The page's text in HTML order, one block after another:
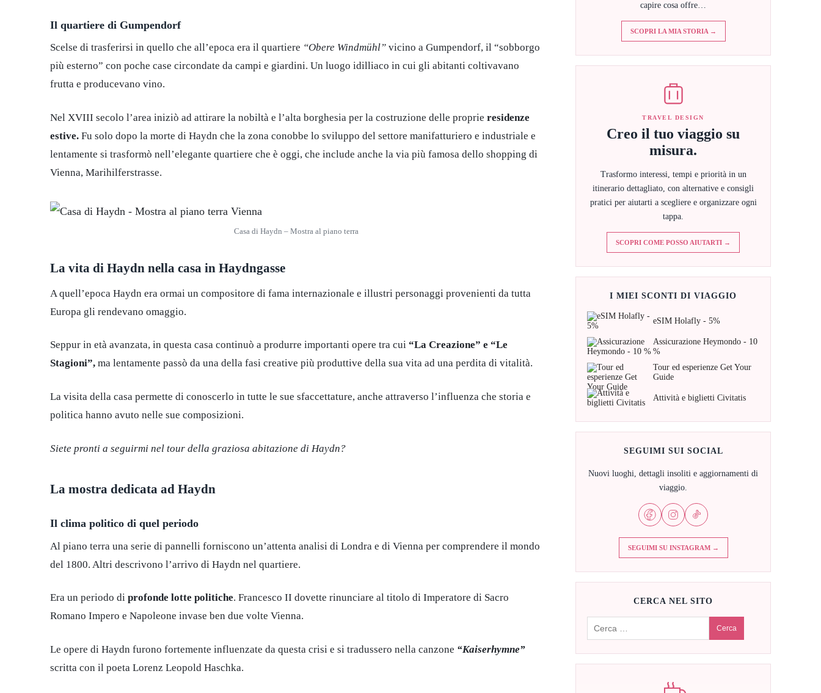
Il quartiere di Gumpendorf
Scelse di trasferirsi in quello che all’epoca era il quartiere “Obere Windmühl” vicino a Gumpendorf, il “sobborgo
più esterno” con poche case circondate da campi e giardini. Un luogo idilliaco in cui gli abitanti coltivavano
frutta e producevano vino.
Nel XVIII secolo l’area iniziò ad attirare la nobiltà e l’alta borghesia per la costruzione delle proprie residenze
estive. Fu solo dopo la morte di Haydn che la zona conobbe lo sviluppo del settore manifatturiero e industriale e
lentamente si trasformò nell’elegante quartiere che è oggi, che include anche la via più famosa dello shopping di
Vienna, Marihilferstrasse.
Casa di Haydn – Mostra al piano terra
La vita di Haydn nella casa in Haydngasse
A quell’epoca Haydn era ormai un compositore di fama internazionale e illustri personaggi provenienti da tutta
Europa gli rendevano omaggio.
Seppur in età avanzata, in questa casa continuò a produrre importanti opere tra cui “La Creazione” e “Le
Stagioni”, ma lentamente passò da una della fasi creative più produttive della sua vita ad una perdita di vitalità.
La visita della casa permette di conoscerlo in tutte le sue sfaccettature, anche attraverso l’influenza che storia e
politica hanno avuto nelle sue composizioni.
Siete pronti a seguirmi nel tour della graziosa abitazione di Haydn?
La mostra dedicata ad Haydn
Il clima politico di quel periodo
Al piano terra una serie di pannelli forniscono un’attenta analisi di Londra e di Vienna per comprendere il mondo
del 1800. Altri descrivono l’arrivo di Haydn nel quartiere.
Era un periodo di profonde lotte politiche. Francesco II dovette rinunciare al titolo di Imperatore di Sacro
Romano Impero e Napoleone invase ben due volte Vienna.
Le opere di Haydn furono fortemente influenzate da questa crisi e si tradussero nella canzone “Kaiserhymne”
scritta con il poeta Lorenz Leopold Haschka.
capire cosa offre…
SCOPRI LA MIA STORIA →
TRAVEL DESIGN
Creo il tuo viaggio su
misura.
Trasformo interessi, tempi e priorità in un
itinerario dettagliato, con alternative e consigli
pratici per aiutarti a scegliere e organizzare ogni
tappa.
SCOPRI COME POSSO AIUTARTI →
I MIEI SCONTI DI VIAGGIO
eSIM Holafly - 5%
Assicurazione Heymondo - 10
%
Tour ed esperienze Get Your
Guide
Attività e biglietti Civitatis
SEGUIMI SUI SOCIAL
Nuovi luoghi, dettagli insoliti e aggiornamenti di
viaggio.
SEGUIMI SU INSTAGRAM →
CERCA NEL SITO